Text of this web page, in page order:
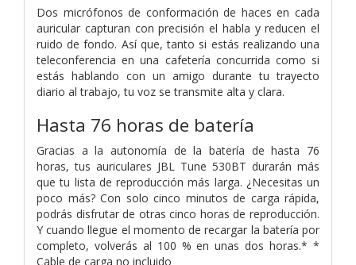
Dos micrófonos de conformación de haces en cada
auricular capturan con precisión el habla y reducen el
ruido de fondo. Así que, tanto si estás realizando una
teleconferencia en una cafetería concurrida como si
estás hablando con un amigo durante tu trayecto
diario al trabajo, tu voz se transmite alta y clara.
Hasta 76 horas de batería
Gracias a la autonomía de la batería de hasta 76
horas, tus auriculares JBL Tune 530BT durarán más
que tu lista de reproducción más larga. ¿Necesitas un
poco más? Con solo cinco minutos de carga rápida,
podrás disfrutar de otras cinco horas de reproducción.
Y cuando llegue el momento de recargar la batería por
completo, volverás al 100 % en unas dos horas.* *
Cable de carga no incluido